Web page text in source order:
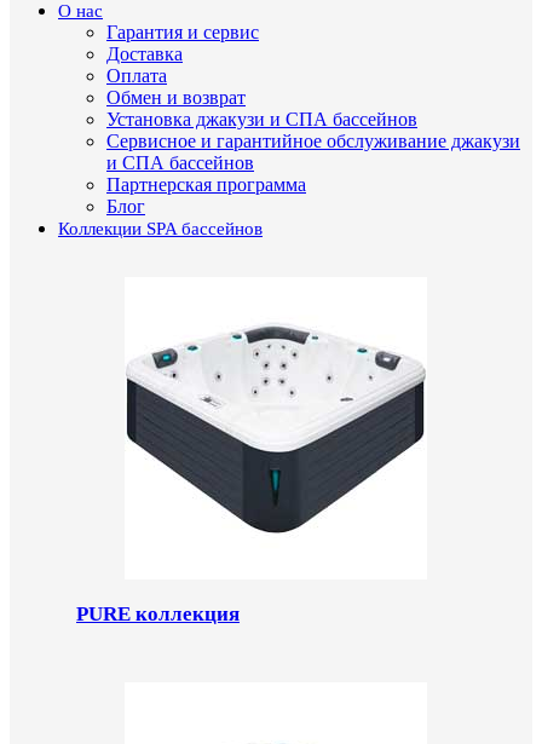
О нас
Гарантия и сервис
Доставка
Оплата
Обмен и возврат
Установка джакузи и СПА бассейнов
Сервисное и гарантийное обслуживание джакузи
и СПА бассейнов
Партнерская программа
Блог
Коллекции SPA бассейнов
PURE коллекция